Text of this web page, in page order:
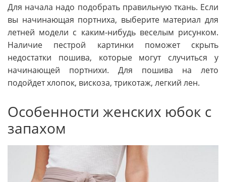
Для начала надо подобрать правильную ткань. Если
вы начинающая портниха, выберите материал для
летней модели с каким-нибудь веселым рисунком.
Наличие пестрой картинки поможет скрыть
недостатки пошива, которые могут случиться у
начинающей портнихи. Для пошива на лето
подойдет хлопок, вискоза, трикотаж, легкий лен.
Особенности женских юбок с
запахом